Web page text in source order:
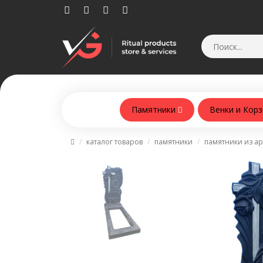
Памятники Венки и
каталог товаров памятники памятники из